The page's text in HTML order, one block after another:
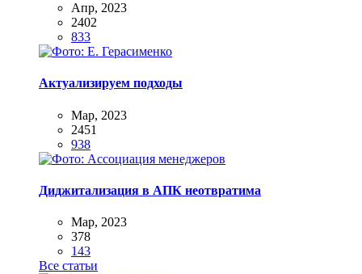
Апр, 2023
2402
833
Актуализируем подходы
Мар, 2023
2451
938
Диджитализация в АПК неотвратима
Мар, 2023
378
143
Все статьи